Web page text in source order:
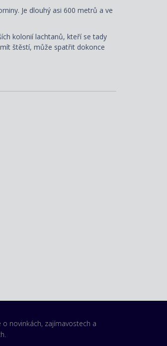
Je dlouhý asi 600 metrů a ve
kolonií lachtanů, kteří se tady
štěstí, může spatřit dokonce
o novinkách, zajímavostech a